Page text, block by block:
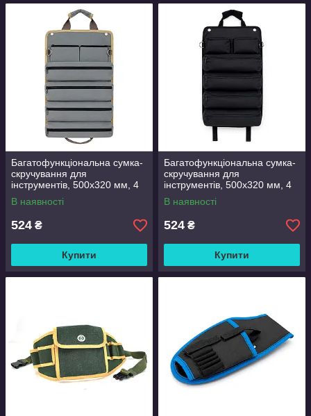
Багатофункціональна сумка-
скручування для
інструментів, 500x320 мм, 4
великі кишені + 2 маленькі
кишені + 5 кишень на
В наявності
524 ₴
Купити
Багатофункціональна сумка-
скручування для
інструментів, 500x320 мм, 4
великі кишені + 2 маленькі
кишені + 5 кишень на
В наявності
524 ₴
Купити